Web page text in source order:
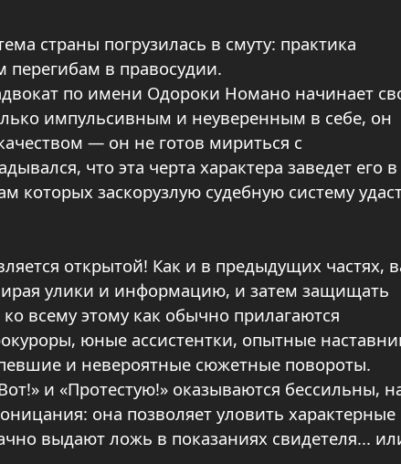
страны погрузилась в смуту: практика
перегибам в правосудии.
по имени Одороки Номано начинает
импульсивным и неуверенным в себе, он
— он не готов мириться с
что эта черта характера заведет его в
которых заскорузлую судебную систему
открытой! Как и в предыдущих частях,
улики и информацию, и затем защищать
всему этому как обычно прилагаются
юные ассистентки, опытные
и невероятные сюжетные повороты.
и «Протестую!» оказываются бессильны,
она позволяет уловить характерные
выдают ложь в показаниях свидетеля...